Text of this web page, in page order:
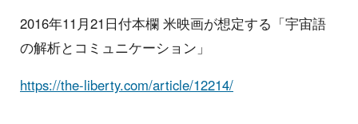
2016年11月21日付本欄 米映画が想定する「宇宙語
の解析とコミュニケーション」
https://the-liberty.com/article/12214/